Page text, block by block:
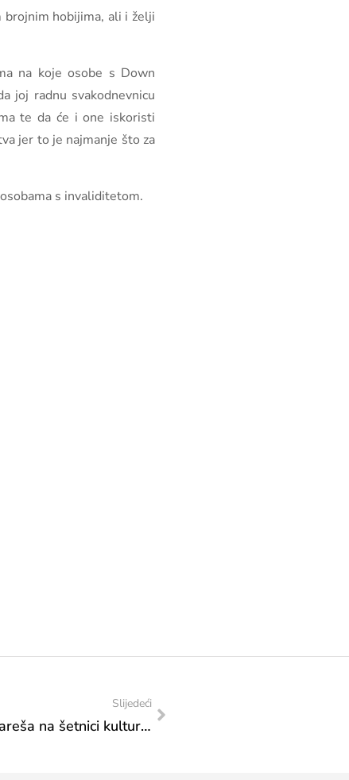
brojnim hobijima, ali i želji
na koje osobe s Down
joj radnu svakodnevnicu
te da će i one iskoristi
jer to je najmanje što za
s invaliditetom.
Slijedeći
Mješovita srednja škola “Nordbat 2” iz Vareša na šetnici kulture 5. 6. 2024. godine